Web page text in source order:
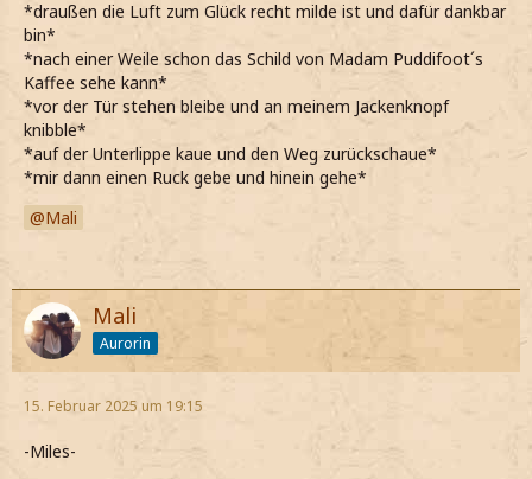
*draußen die Luft zum Glück recht milde ist und dafür dankbar
bin*
*nach einer Weile schon das Schild von Madam Puddifoot´s
Kaffee sehe kann*
*vor der Tür stehen bleibe und an meinem Jackenknopf
knibble*
*auf der Unterlippe kaue und den Weg zurückschaue*
*mir dann einen Ruck gebe und hinein gehe*
Mali
Mali
Aurorin
15. Februar 2025 um 19:15
-Miles-